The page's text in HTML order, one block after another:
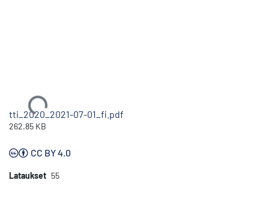
Ladataan...
tti_2020_2021-07-01_fi.pdf
262.85 KB
CC BY 4.0
Lataukset 55